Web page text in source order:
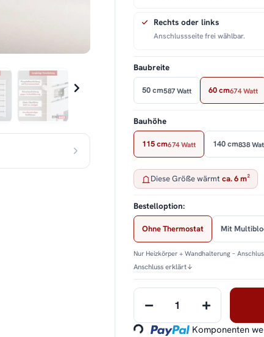
Rechts oder links
Anschlussseite frei wählbar.
Baubreite
50 cm587 Watt 60 cm674 Watt
Bauhöhe
115 cm674 Watt 140 cm838
Diese Größe wärmtca. 6 m²
Bestelloption:
Ohne Thermostat Mit
Nur Heizkörper + Wandhalterung –
Anschluss erklärt↓
Loading... Komponenten